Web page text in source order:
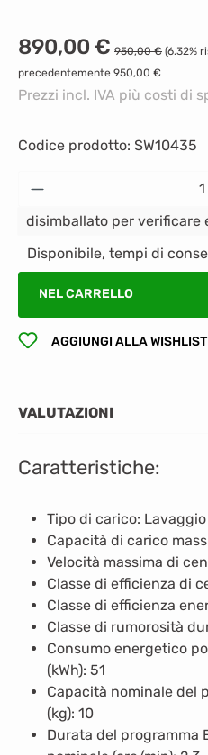
Prezzo di vendita:
890,00 € Prezzo normale:
950,00 € (6.32%
precedentemente 950,00 €
Prezzi incl. IVA più costi di
Codice prodotto: SW10435
Quantità del
disimballato per verificare
Disponibile, tempi di
NEL CARRELLO
AGGIUNGI ALLA WISHLIST
VALUTAZIONI
Caratteristiche:
Tipo di carico:
Capacità di carico
Velocità massima di
Classe di efficienza di
Classe di efficienza
Classe di rumorosità
Consumo energetico
(kWh): 51
Capacità nominale del
(kg): 10
Durata del programma